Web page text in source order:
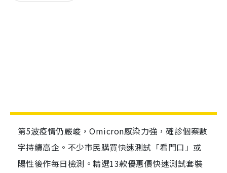
第5波疫情仍嚴峻，Omicron感染力強，確診個案數
字持續高企。不少市民購買快速測試「看門口」或
陽性後作每日檢測。精選13款優惠價快速測試套裝